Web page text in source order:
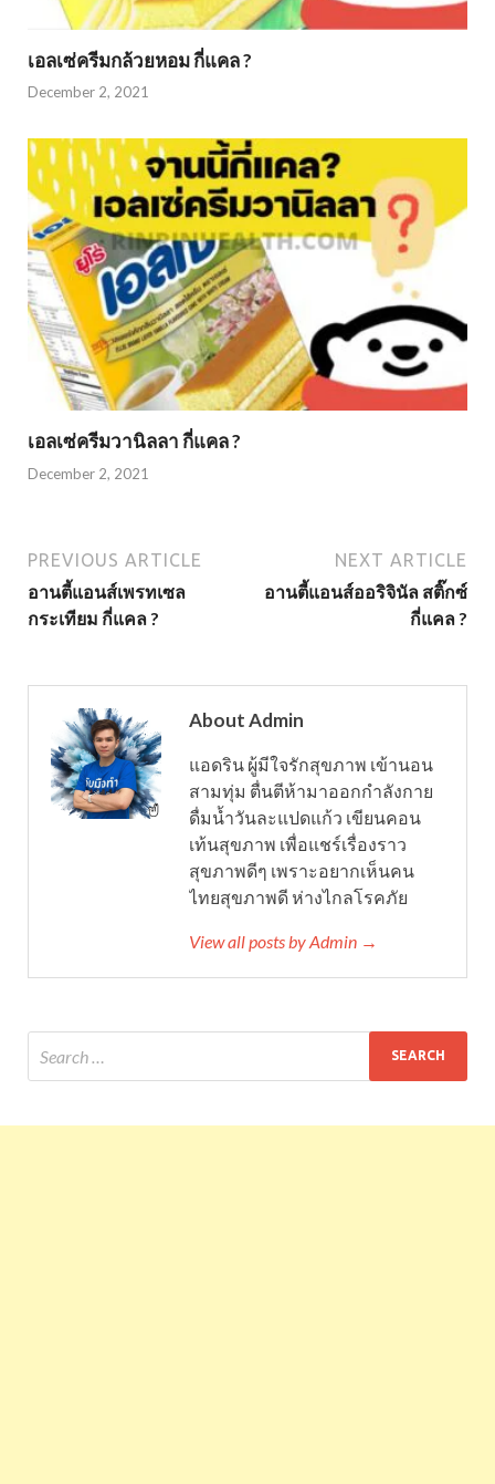
เอลเซ่ครีมกล้วยหอม กี่แคล ?
December 2, 2021
เอลเซ่ครีมวานิลลา กี่แคล ?
December 2, 2021
PREVIOUS ARTICLE
อานตี้แอนส์เพรทเซล
กระเทียม กี่แคล ?
NEXT ARTICLE
อานตี้แอนส์ออริจินัล สติ๊กซ์
กี่แคล ?
About Admin
แอดริน ผู้มีใจรักสุขภาพ เข้านอน
สามทุ่ม ตื่นตีห้ามาออกกำลังกาย
ดื่มน้ำวันละแปดแก้ว เขียนคอน
เท้นสุขภาพ เพื่อแชร์เรื่องราว
สุขภาพดีๆ เพราะอยากเห็นคน
ไทยสุขภาพดี ห่างไกลโรคภัย
View all posts by Admin →